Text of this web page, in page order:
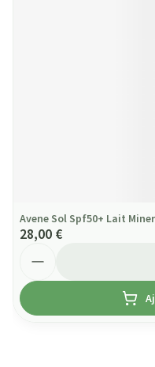
Avene Sol Spf50+ Lait
28,00 €